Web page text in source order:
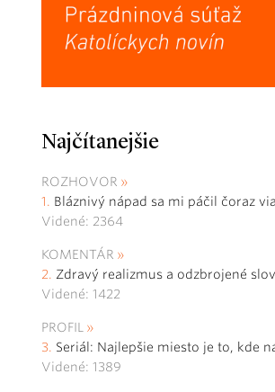
Najčítanejšie
ROZHOVOR
Bláznivý nápad sa mi páčil čoraz
Videné: 2364
KOMENTÁR
Zdravý realizmus a odzbrojené
Videné: 1422
PROFIL
Seriál: Najlepšie miesto je to, kde
Videné: 1389